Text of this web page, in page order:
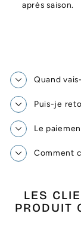
après saison.
Quand
Puis-je
Le
Comment
LES
PRODUIT